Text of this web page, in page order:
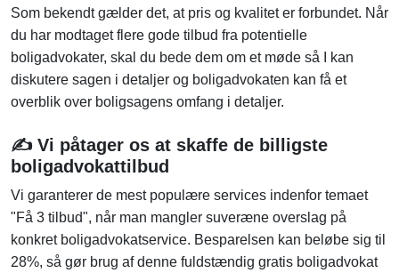
Som bekendt gælder det, at pris og kvalitet er forbundet. Når
du har modtaget flere gode tilbud fra potentielle
boligadvokater, skal du bede dem om et møde så I kan
diskutere sagen i detaljer og boligadvokaten kan få et
overblik over boligsagens omfang i detaljer.
✍️ Vi påtager os at skaffe de billigste
boligadvokattilbud
Vi garanterer de mest populære services indenfor temaet
"Få 3 tilbud", når man mangler suveræne overslag på
konkret boligadvokatservice. Besparelsen kan beløbe sig til
28%, så gør brug af denne fuldstændig gratis boligadvokat